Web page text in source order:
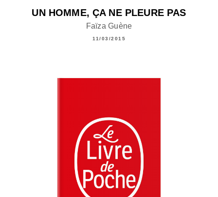
UN HOMME, ÇA NE PLEURE PAS
Faïza Guène
11/03/2015